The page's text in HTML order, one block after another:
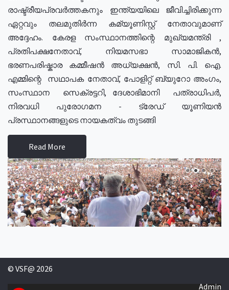
രാഷ്ട്രീയപ്രവർത്തകനും ഇന്ത്യയിലെ ജീവിച്ചിരിക്കുന്ന
ഏറ്റവും തലമുതിർന്ന കമ്യൂണിസ്റ്റ് നേതാവുമാണ്
അദ്ദേഹം. കേരള സംസ്ഥാനത്തിന്റെ മുഖ്യമന്ത്രി ,
പ്രതിപക്ഷനേതാവ്, നിയമസഭാ സാമാജികൻ,
ഭരണപരിഷ്കാര കമ്മീഷൻ അധ്യക്ഷൻ, സി. പി. ഐ.
എമ്മിന്റെ സഥാപക നേതാവ്, പോളിറ്റ് ബ്യുറോ അംഗം,
സംസ്ഥാന സെക്രട്ടറി, ദേശാഭിമാനി പത്രാധിപർ,
നിരവധി പുരോഗമന - ട്രേഡ് യൂണിയൻ
പ്രസ്ഥാനങ്ങളുടെ നായകത്വം തുടങ്ങി
Read More
© VSF@ 2026
Admin